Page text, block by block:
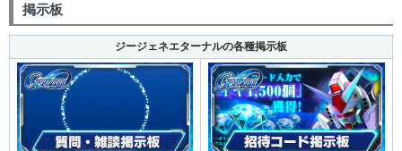
掲示板
ジージェネエターナルの各種掲示板